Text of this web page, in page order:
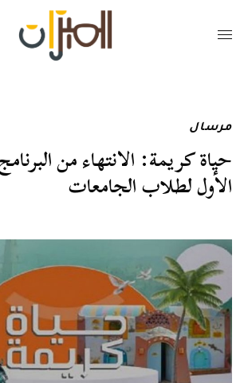
مرسال
حياة كريمة: الانتهاء من
الأول لطلاب الجامعات